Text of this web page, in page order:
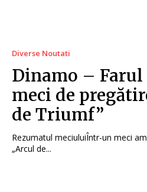
Diverse Noutati
Dinamo –
meci de
de Triumf”
Rezumatul meciuluiÎntr-un meci
„Arcul de...